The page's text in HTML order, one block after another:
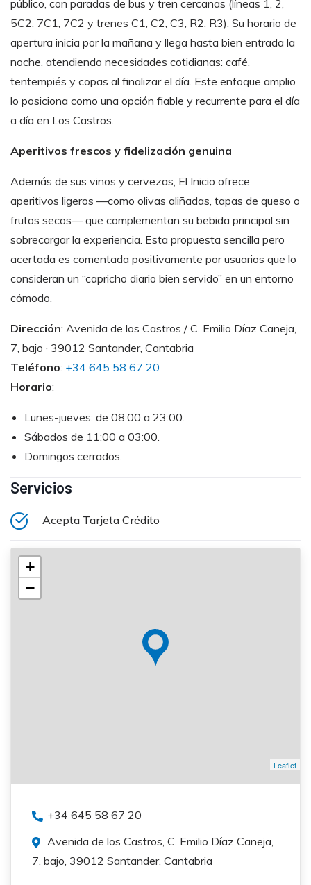
público, con paradas de bus y tren cercanas (líneas 1, 2,
5C2, 7C1, 7C2 y trenes C1, C2, C3, R2, R3). Su horario de
apertura inicia por la mañana y llega hasta bien entrada la
noche, atendiendo necesidades cotidianas: café,
tentempiés y copas al finalizar el día. Este enfoque amplio
lo posiciona como una opción fiable y recurrente para el día
a día en Los Castros.
Aperitivos frescos y fidelización genuina
Además de sus vinos y cervezas, El Inicio ofrece
aperitivos ligeros —como olivas aliñadas, tapas de queso o
frutos secos— que complementan su bebida principal sin
sobrecargar la experiencia. Esta propuesta sencilla pero
acertada es comentada positivamente por usuarios que lo
consideran un “capricho diario bien servido” en un entorno
cómodo.
Dirección: Avenida de los Castros / C. Emilio Díaz Caneja,
7, bajo · 39012 Santander, Cantabria
Teléfono: +34 645 58 67 20
Horario:
Lunes-jueves: de 08:00 a 23:00.
Sábados de 11:00 a 03:00.
Domingos cerrados.
Servicios
Acepta Tarjeta Crédito
+
−
Leaflet
+34 645 58 67 20
Avenida de los Castros, C. Emilio Díaz Caneja,
7, bajo, 39012 Santander, Cantabria